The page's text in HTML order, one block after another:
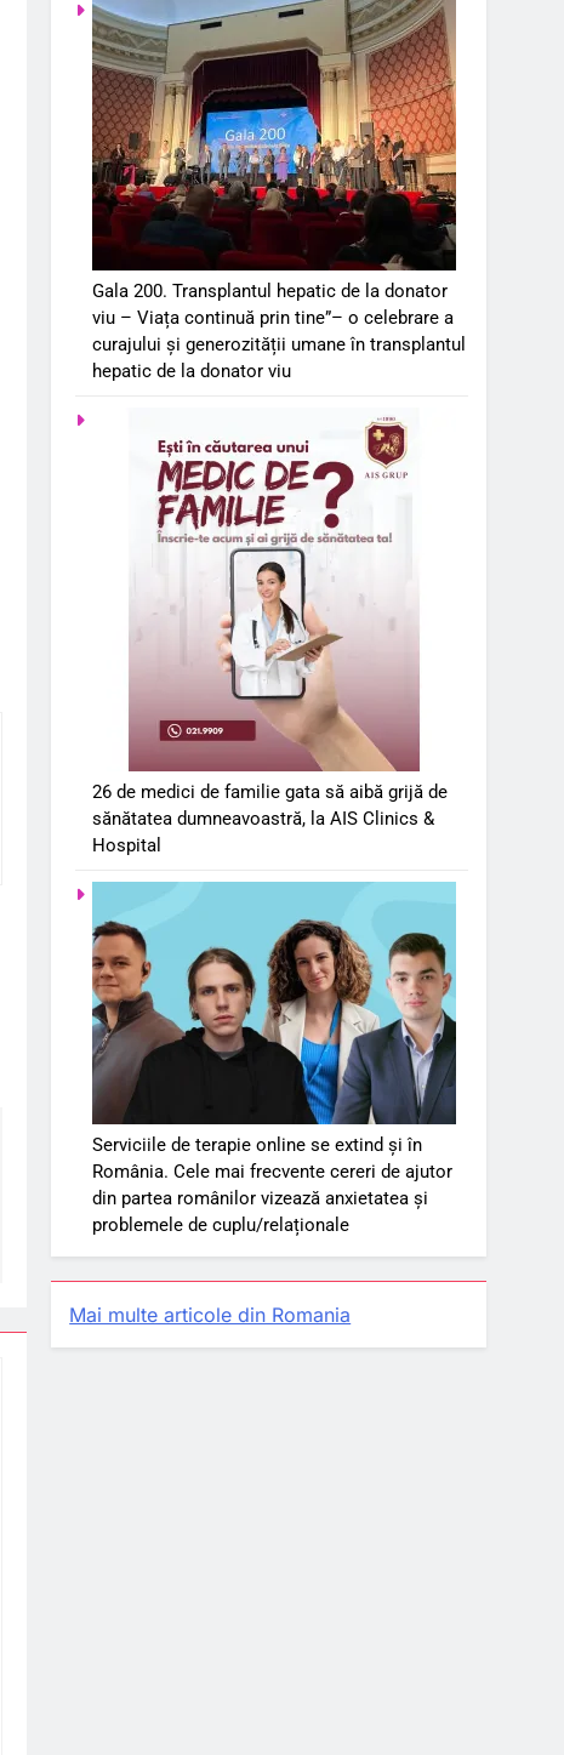
Gala 200. Transplantul hepatic de la donator
viu – Viața continuă prin tine”– o celebrare a
curajului și generozității umane în transplantul
hepatic de la donator viu
26 de medici de familie gata să aibă grijă de
sănătatea dumneavoastră, la AIS Clinics &
Hospital
Serviciile de terapie online se extind și în
România. Cele mai frecvente cereri de ajutor
din partea românilor vizează anxietatea și
problemele de cuplu/relaționale
Mai multe articole din Romania